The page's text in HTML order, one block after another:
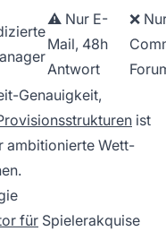
⚠️ Nur E-
Mail, 48h
Antwort
❌
Genauigkeit,
ist
ambitionierte Wett-
für Spielerakquise